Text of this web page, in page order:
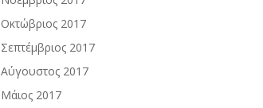
Οκτώβριος 2017
Σεπτέμβριος 2017
Αύγουστος 2017
Μάιος 2017